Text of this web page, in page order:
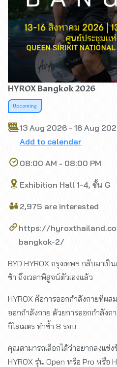
HYROX Bangkok 2026
Upcoming
13 Aug 2026 - 16 Aug
Add to calendar
08:00 AM - 08:00 PM
Exhibition Hall 1-4, ชั้น G
2,975 are interested
https://
bangkok-2/
BYD HYROX กรุงเทพฯ กลับมาเ
ช้า ถึงเวลาพิสูจน์ตัวเองแล้ว
HYROX คือการออกกำลังกายที่ผ
ออกกำลังกาย ด้วยการออกกำลังก
กิโลเมตร ทำซ้ำ 8 รอบ
คุณสามารถเลือกได้ว่าอยากลงแข่ง
HYROX รุ่น Open หรือ Pro หรือ